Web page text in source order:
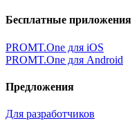
Бесплатные приложения
PROMT.One для iOS
PROMT.One для Android
Предложения
Для разработчиков